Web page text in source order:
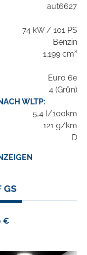
aut6627
74 kW / 101 PS
Benzin
1.199 cm³
Euro 6e
4 (Grün)
WLTP:
5,4 l/100km
121 g/km
D
GS
€